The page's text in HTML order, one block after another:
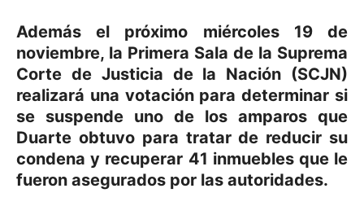
Además el próximo miércoles 19 de
noviembre, la Primera Sala de la Suprema
Corte de Justicia de la Nación (SCJN)
realizará una votación para determinar si
se suspende uno de los amparos que
Duarte obtuvo para tratar de reducir su
condena y recuperar 41 inmuebles que le
fueron asegurados por las autoridades.